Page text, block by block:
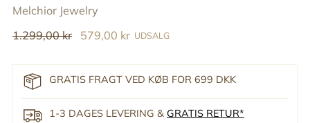
Melchior Jewelry
Reguler
1.299,00 kr 579,00 kr UDSALG
GRATIS FRAGT VED KØB FOR 699 DKK
1-3 DAGES LEVERING & GRATIS RETUR*